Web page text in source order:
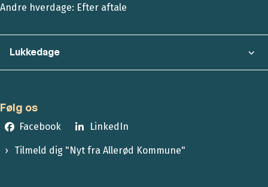
Andre hverdage: Efter aftale
Lukkedage
Følg os
Facebook LinkedIn
Tilmeld dig "Nyt fra Allerød Kommune"